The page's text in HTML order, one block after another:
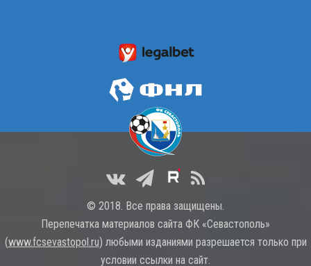
© 2018. Все права защищены.
Перепечатка материалов сайта ФК «Севастополь»
(www.fcsevastopol.ru) любыми изданиями разрешается только при
условии ссылки на сайт.